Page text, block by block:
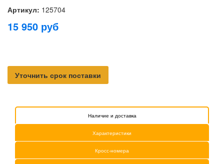
Артикул: 125704
15 950 руб
Уточнить срок поставки
Наличие и доставка
Характеристики
Кросс-номера